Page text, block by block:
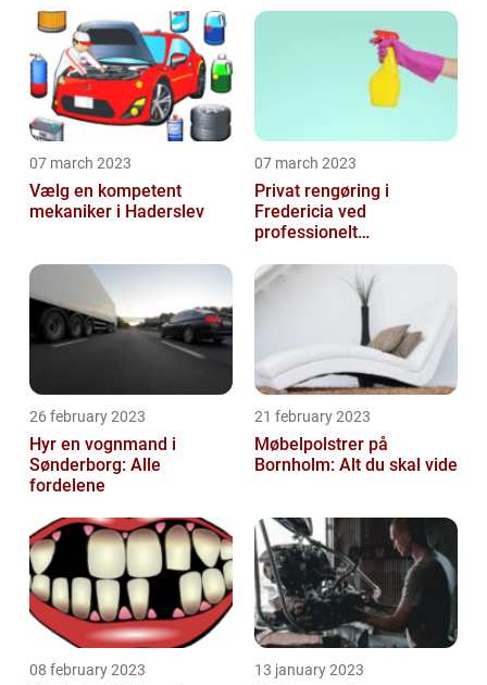
07 march 2023
Vælg en kompetent
mekaniker i Haderslev
07 march 2023
Privat rengøring i
Fredericia ved
professionelt
26 february 2023
Hyr en vognmand i
Sønderborg: Alle
fordelene
21 february 2023
Møbelpolstrer på
Bornholm: Alt du skal vide
08 february 2023 13 january 2023